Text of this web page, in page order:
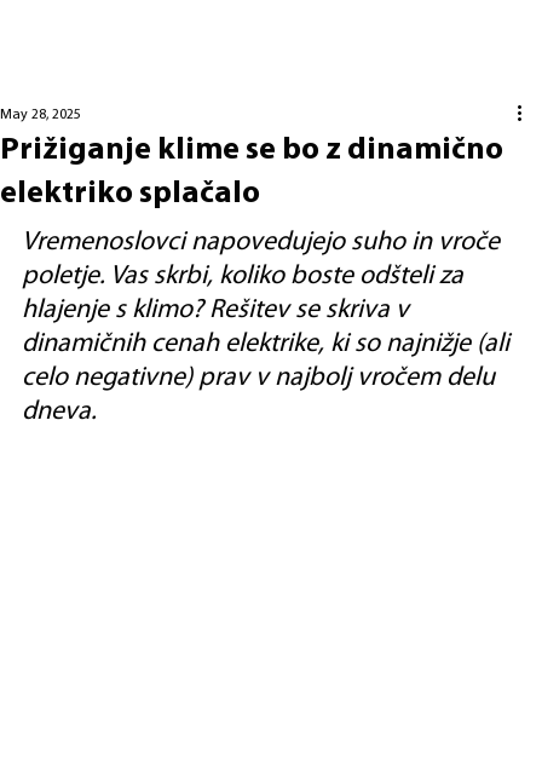
Prižiganje klime se bo z dinamično
elektriko splačalo
May 28, 2025
Vremenoslovci napovedujejo suho in vroče
poletje. Vas skrbi, koliko boste odšteli za
hlajenje s klimo? Rešitev se skriva v
dinamičnih cenah elektrike, ki so najnižje (ali
celo negativne) prav v najbolj vročem delu
dneva.